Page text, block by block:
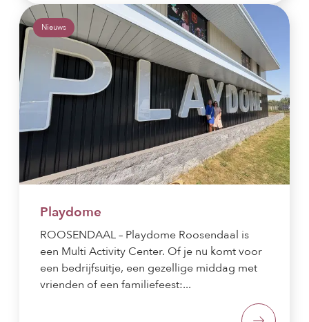
Nieuws
Playdome
ROOSENDAAL – Playdome Roosendaal is
een Multi Activity Center. Of je nu komt voor
een bedrijfsuitje, een gezellige middag met
vrienden of een familiefeest:...